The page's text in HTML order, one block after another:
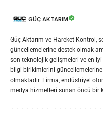
GÜÇ AKTARIM
Güç Aktarım ve Hareket Kontrol,
güncellemelerine destek olmak
son teknolojik gelişmeleri ve en
bilgi birikimlerini
olmaktadır. Firma, endüstriyel
medya hizmetleri sunan öncü bir